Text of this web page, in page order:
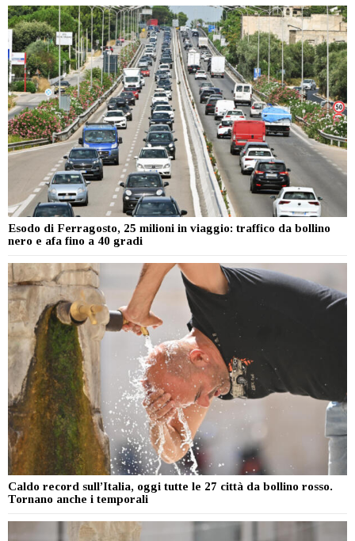
Esodo di Ferragosto, 25 milioni in viaggio: traffico da bollino
nero e afa fino a 40 gradi
Caldo record sull’Italia, oggi tutte le 27 città da bollino rosso.
Tornano anche i temporali